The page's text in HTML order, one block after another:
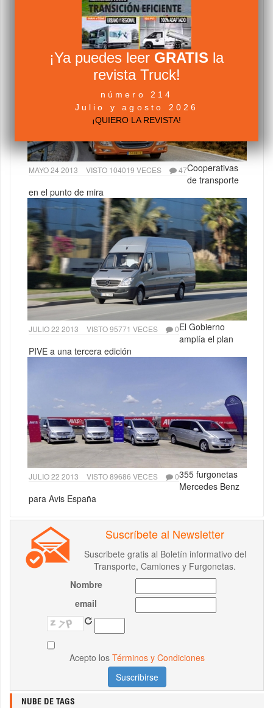
NOVIEMBRE 19 2012 VISTO 271913 VECES
Tacógrafo y tiempos de conducción y descanso
MAYO 24 2013 VISTO 104019 VECES 47Cooperativas
de transporte
en el punto de mira
JULIO 22 2013 VISTO 95771 VECES 0El Gobierno
amplía el plan
PIVE a una tercera edición
JULIO 22 2013 VISTO 89686 VECES 0355 furgonetas
Mercedes Benz
para Avis España
Suscríbete al Newsletter
Suscribete gratis al Boletín informativo del
Transporte, Camiones y Furgonetas.
Nombre
email
Acepto los Términos y Condiciones
NUBE DE TAGS
¡Ya puedes leer GRATIS la
revista Truck!
número 214
Julio y agosto 2026
¡QUIERO LA REVISTA!